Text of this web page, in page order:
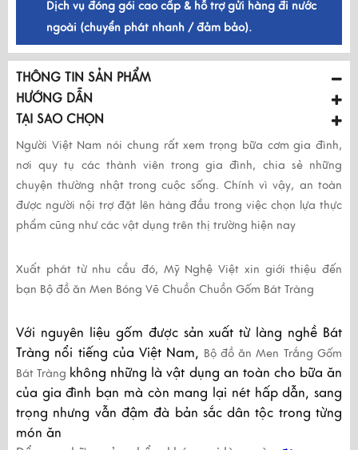
Dịch vụ đóng gói cao cấp & hỗ trợ gửi hàng đi nước
ngoài (chuyển phát nhanh / đảm bảo).
THÔNG TIN SẢN PHẨM
HƯỚNG DẪN
TẠI SAO CHỌN
Người Việt Nam nói chung rất xem trọng bữa cơm gia đình,
nơi quy tụ các thành viên trong gia đình, chia sẻ những
chuyện thường nhật trong cuộc sống. Chính vì vậy, an toàn
được người nội trợ đặt lên hàng đầu trong việc chọn lựa thực
phẩm cũng như các vật dụng trên thị trường hiện nay
Xuất phát từ nhu cầu đó, Mỹ Nghệ Việt xin giới thiệu đến
bạn Bộ đồ ăn Men Bóng Vẽ Chuồn Chuồn Gốm Bát Tràng
Với nguyên liệu gốm được sản xuất từ làng nghề Bát
Tràng nổi tiếng của Việt Nam, Bộ đồ ăn Men Trắng Gốm
Bát Tràng không những là vật dụng an toàn cho bữa ăn
của gia đình bạn mà còn mang lại nét hấp dẫn, sang
trọng nhưng vẫn đậm đà bản sắc dân tộc trong từng
món ăn